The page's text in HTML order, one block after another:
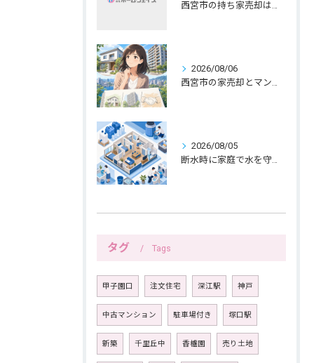
2026/08/06
2026/08/05
タグ Tags
甲子園口 注文住宅 深江駅 神戸
中古マンション 駐車場付き 塚口駅
新築 千里丘中 香櫨園 売り土地